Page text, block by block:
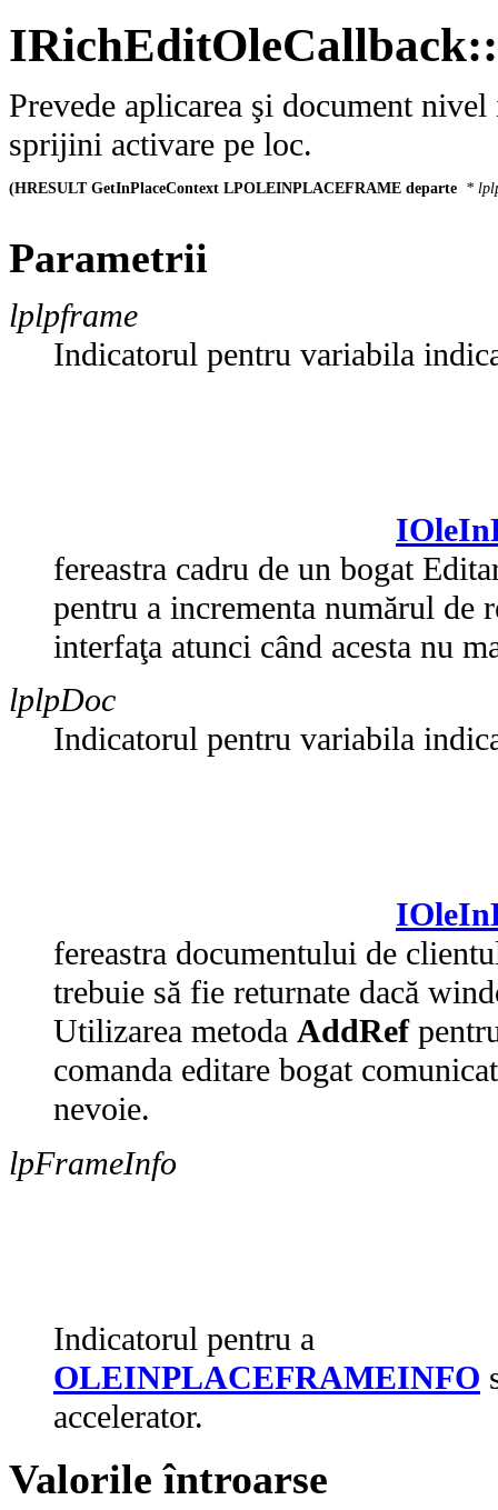
Prevede aplicarea şi document
sprijini activare pe loc.
(HRESULT GetInPlaceContext LPOLEINPLACEFRAME departe *
Parametrii
lplpframe
Indicatorul pentru variabila
fereastra cadru de un bogat
pentru a incrementa numărul de
interfaţa atunci când acesta nu
lplpDoc
Indicatorul pentru variabila
fereastra documentului de
trebuie să fie returnate dacă
Utilizarea metoda AddRef
comanda editare bogat
nevoie.
lpFrameInfo
Indicatorul pentru a
OLEINPLACEFRAMEINFO
accelerator.
Valorile întroarse